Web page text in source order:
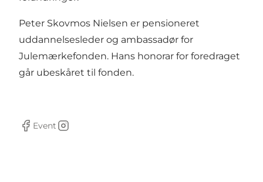
Peter Skovmos Nielsen er pensioneret
uddannelsesleder og ambassadør for
Julemærkefonden. Hans honorar for foredraget
går ubeskåret til fonden.
Facebook
Event
Instagram